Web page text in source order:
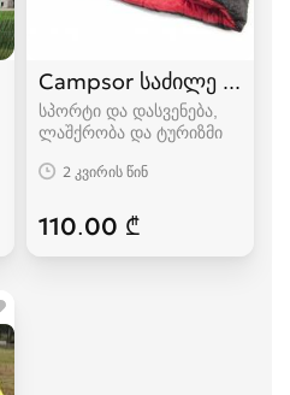
Campsor საძილე
სპორტი და დასვენება,
ლაშქრობა და ტურიზმი
2 კვირის წინ
110.00 ₾